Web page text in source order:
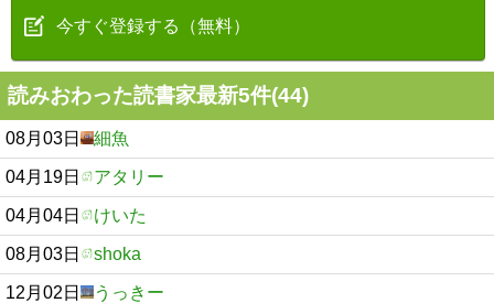
今すぐ登録する（無料）
読みおわった読書家最新5件(44)
08月03日 細魚
04月19日 アタリー
04月04日 けいた
08月03日 shoka
12月02日 うっきー